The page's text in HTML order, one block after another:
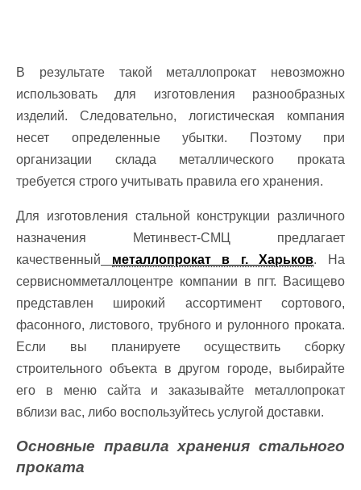
В результате такой металлопрокат невозможно
использовать для изготовления разнообразных
изделий. Следовательно, логистическая компания
несет определенные убытки. Поэтому при
организации склада металлического проката
требуется строго учитывать правила его хранения.
Для изготовления стальной конструкции различного
назначения Метинвест-СМЦ предлагает
качественный
металлопрокат в г. Харьков. На
сервисномметаллоцентре компании в пгт. Васищево
представлен широкий ассортимент сортового,
фасонного, листового, трубного и рулонного проката.
Если вы планируете осуществить сборку
строительного объекта в другом городе, выбирайте
его в меню сайта и заказывайте металлопрокат
вблизи вас, либо воспользуйтесь услугой доставки.
Основные правила хранения стального
проката